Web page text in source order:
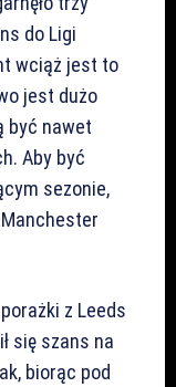
do Ligi
wciąż jest to
jest dużo
być nawet
Aby być
sezonie,
z Leeds
się szans na
biorąc pod